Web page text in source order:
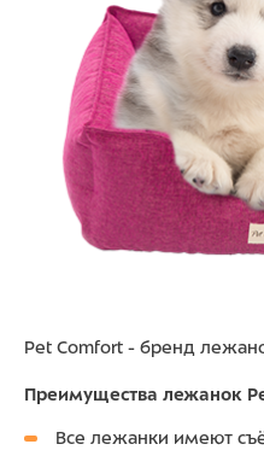
Pet Comfort - бренд
Преимущества лежанок
Все лежанки имеют